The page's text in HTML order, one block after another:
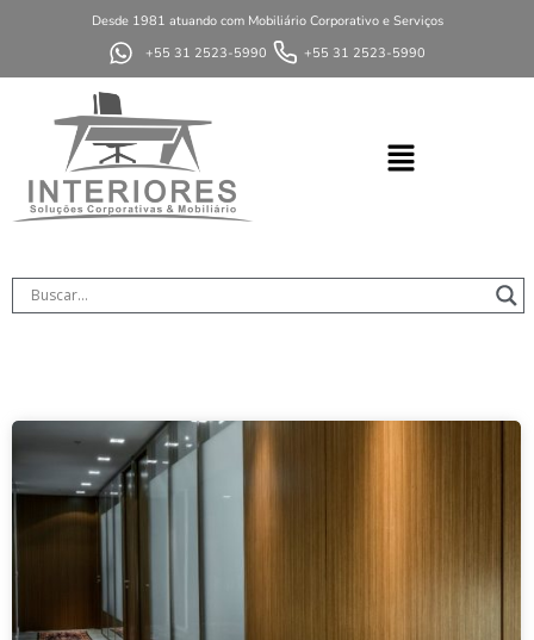
Desde 1981 atuando com Mobiliário Corporativo e Serviços
+55 31 2523-5990
+55 31 2523-5990